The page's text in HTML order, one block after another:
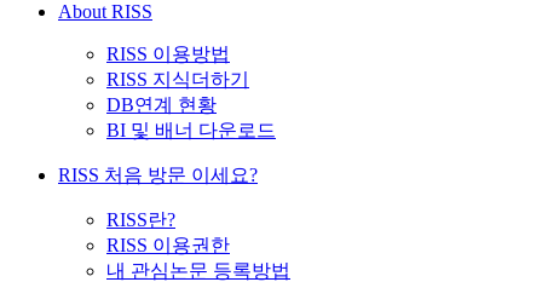
About RISS
RISS 이용방법
RISS 지식더하기
DB연계 현황
BI 및 배너 다운로드
RISS 처음 방문 이세요?
RISS란?
RISS 이용권한
내 관심논문 등록방법